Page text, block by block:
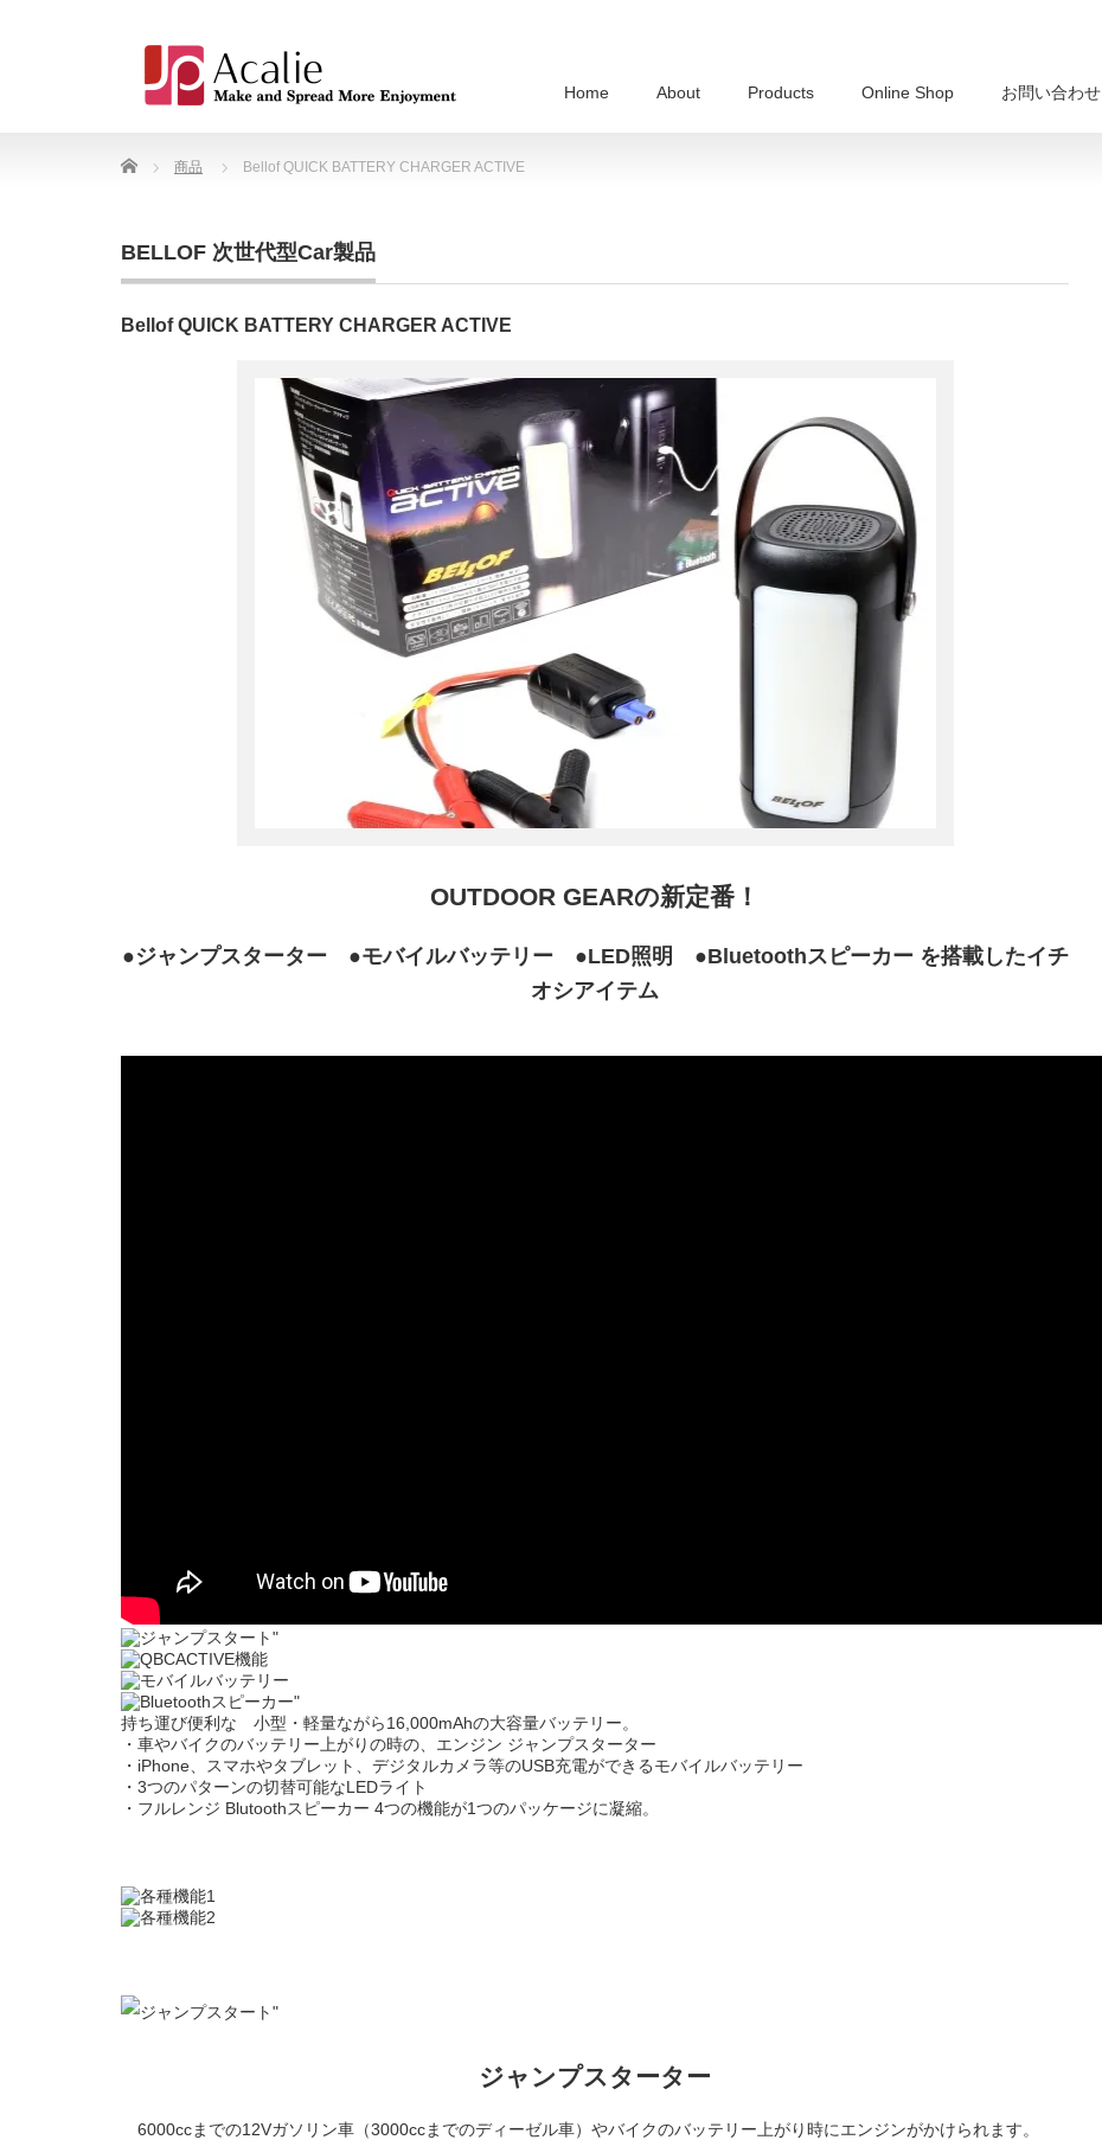
Home About Products Online Shop お問い合わせ
Home 商品 Bellof QUICK BATTERY CHARGER ACTIVE
BELLOF 次世代型Car製品
Bellof QUICK BATTERY CHARGER ACTIVE
OUTDOOR GEARの新定番！
●ジャンプスターター ●モバイルバッテリー ●LED照明 ●Bluetoothスピーカー を搭載したイチ
オシアイテム
持ち運び便利な 小型・軽量ながら16,000mAhの大容量バッテリー。
・車やバイクのバッテリー上がりの時の、エンジン ジャンプスターター
・iPhone、スマホやタブレット、デジタルカメラ等のUSB充電ができるモバイルバッテリー
・3つのパターンの切替可能なLEDライト
・フルレンジ Blutoothスピーカー 4つの機能が1つのパッケージに凝縮。
ジャンプスターター
6000ccまでの12Vガソリン車（3000ccまでのディーゼル車）やバイクのバッテリー上がり時にエンジンがかけられます。